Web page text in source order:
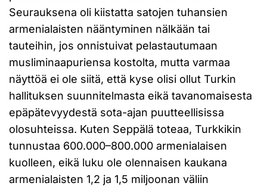
Seurauksena oli kiistatta satojen tuhansien
armenialaisten nääntyminen nälkään tai
tauteihin, jos onnistuivat pelastautumaan
musliminaapuriensa kostolta, mutta varmaa
näyttöä ei ole siitä, että kyse olisi ollut Turkin
hallituksen suunnitelmasta eikä tavanomaisesta
epäpätevyydestä sota-ajan puutteellisissa
olosuhteissa. Kuten Seppälä toteaa, Turkkikin
tunnustaa 600.000–800.000 armenialaisen
kuolleen, eikä luku ole olennaisen kaukana
armenialaisten 1,2 ja 1,5 miljoonan väliin